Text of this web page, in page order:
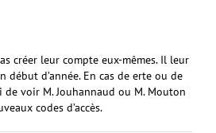
créer leur compte eux-mêmes. Il leur
début d’année. En cas de erte ou de
de voir M. Jouhannaud ou M. Mouton
codes d’accès.